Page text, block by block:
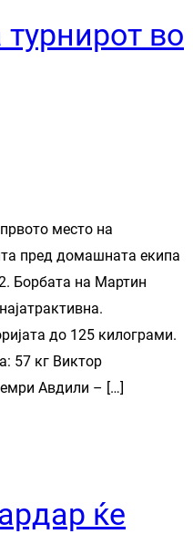
во
место на
пред домашната екипа
Борбата на Мартин
до 125 килограми.
57 кг Виктор
Авдили – […]
ќе